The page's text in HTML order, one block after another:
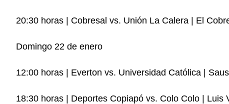
20:30 horas | Cobresal vs. Unión La Calera | El
Domingo 22 de enero
12:00 horas | Everton vs. Universidad Católica |
18:30 horas | Deportes Copiapó vs. Colo Colo | Luis